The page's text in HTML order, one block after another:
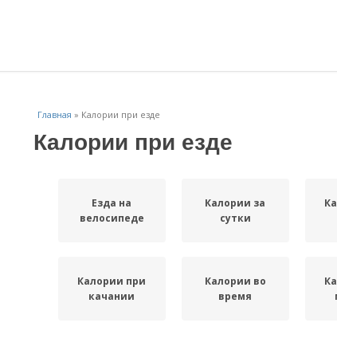
Главная » Калории при езде
Калории при езде
Езда на
велосипеде
Калории за
сутки
Калории при
качании
Калории во
время